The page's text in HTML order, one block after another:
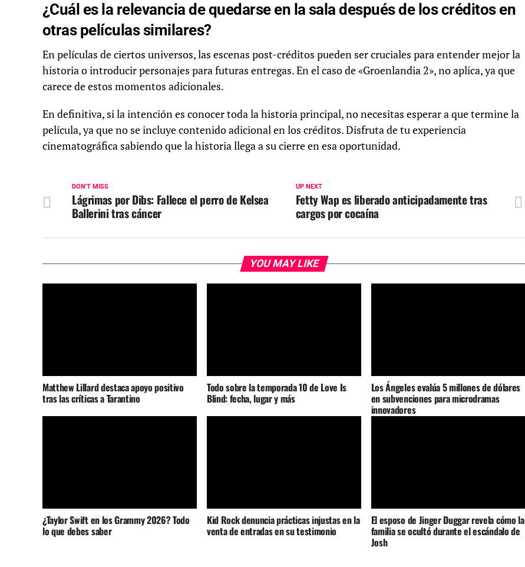
¿Cuál es la relevancia de quedarse en la sala después de los créditos en
otras películas similares?
En películas de ciertos universos, las escenas post-créditos pueden ser cruciales para entender mejor la
historia o introducir personajes para futuras entregas. En el caso de «Groenlandia 2», no aplica, ya que
carece de estos momentos adicionales.
En definitiva, si la intención es conocer toda la historia principal, no necesitas esperar a que termine la
película, ya que no se incluye contenido adicional en los créditos. Disfruta de tu experiencia
cinematográfica sabiendo que la historia llega a su cierre en esa oportunidad.
UP NEXT
Fetty Wap es liberado anticipadamente tras
cargos por cocaína
DON'T MISS
Lágrimas por Dibs: Fallece el perro de Kelsea
Ballerini tras cáncer
YOU MAY LIKE
Matthew Lillard destaca apoyo positivo
tras las críticas a Tarantino
Todo sobre la temporada 10 de Love Is
Blind: fecha, lugar y más
Los Ángeles evalúa 5 millones de dólares
en subvenciones para microdramas
innovadores
¿Taylor Swift en los Grammy 2026? Todo
lo que debes saber
Kid Rock denuncia prácticas injustas en la
venta de entradas en su testimonio
El esposo de Jinger Duggar revela cómo la
familia se ocultó durante el escándalo de
Josh